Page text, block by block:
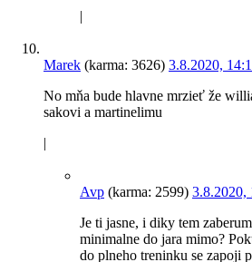
|
Marek (karma: 3626) 3.8.2020,
No mňa bude hlavne mrzieť že
sakovi a martinelimu
|
minimalne do jara mimo?
do plneho treninku se zapoji